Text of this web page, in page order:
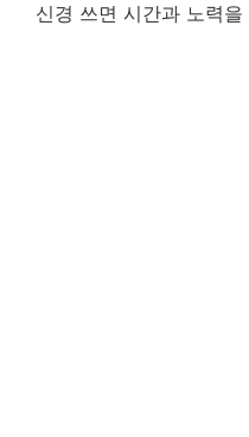
신경 쓰면 시간과 노력